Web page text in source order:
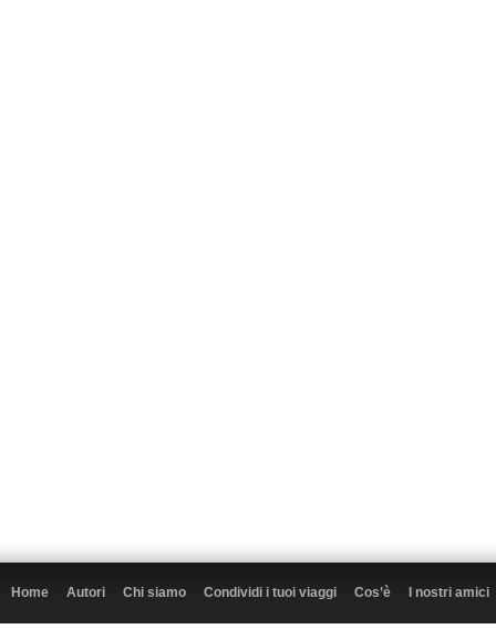
Home Autori Chi siamo Condividi i tuoi viaggi Cos’è I nostri amici